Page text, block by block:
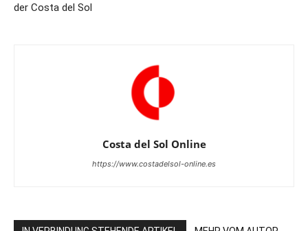
der Costa del Sol
Costa del Sol Online
https://www.costadelsol-online.es